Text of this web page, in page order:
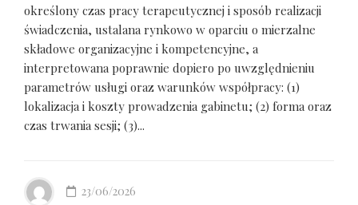
określony czas pracy terapeutycznej i sposób realizacji
świadczenia, ustalana rynkowo w oparciu o mierzalne
składowe organizacyjne i kompetencyjne, a
interpretowana poprawnie dopiero po uwzględnieniu
parametrów usługi oraz warunków współpracy: (1)
lokalizacja i koszty prowadzenia gabinetu; (2) forma oraz
czas trwania sesji; (3)...
23/06/2026